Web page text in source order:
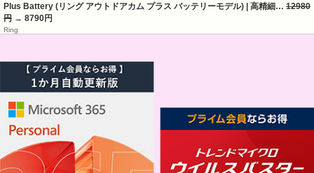
Plus Battery (リング アウトドアカム プラス バッテリーモデル) | 高精細… 12980
円 → 8790円
Ring